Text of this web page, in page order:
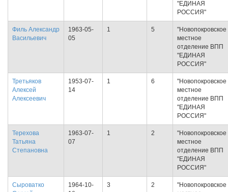
"ЕДИНАЯ
РОССИЯ"
Филь Александр
Васильевич
1963-05-
05
1 5
"Новопокровское
местное
отделение ВПП
"ЕДИНАЯ
РОССИЯ"
Третьяков
Алексей
Алексеевич
1953-07-
14
1 6
"Новопокровское
местное
отделение ВПП
"ЕДИНАЯ
РОССИЯ"
Терехова
Татьяна
Степановна
1963-07-
07
1 2
"Новопокровское
местное
отделение ВПП
"ЕДИНАЯ
РОССИЯ"
Сыроватко
1964-10-
3 2
"Новопокровское